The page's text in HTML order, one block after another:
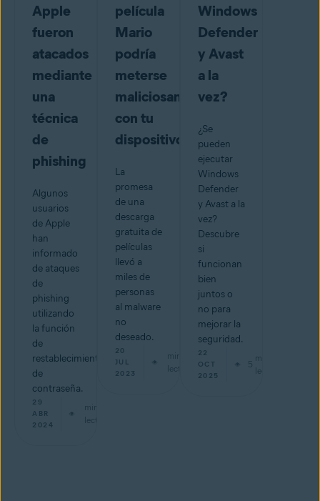
Apple
fueron
atacados
mediante
una
técnica
de
phishing
Algunos
usuarios
de Apple
han
informado
de ataques
de
phishing
utilizando
la función
de
restablecimiento
de
contraseña.
29
ABR
2024
min de
lectura
película
Mario
podría
meterse
maliciosamente
con tu
dispositivo
La
promesa
de una
descarga
gratuita de
películas
llevó a
miles de
personas
al malware
no
deseado.
20
JUL
2023
min de
lectura
Windows
Defender
y Avast
a la
vez?
¿Se
pueden
ejecutar
Windows
Defender
y Avast a la
vez?
Descubre
si
funcionan
bien
juntos o
no para
mejorar la
seguridad.
22
OCT
2025
5
min de
lectura